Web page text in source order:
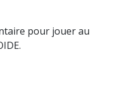
pour jouer au